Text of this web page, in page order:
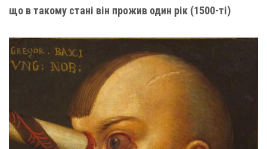
що в такому стані він прожив один рік (1500-ті)